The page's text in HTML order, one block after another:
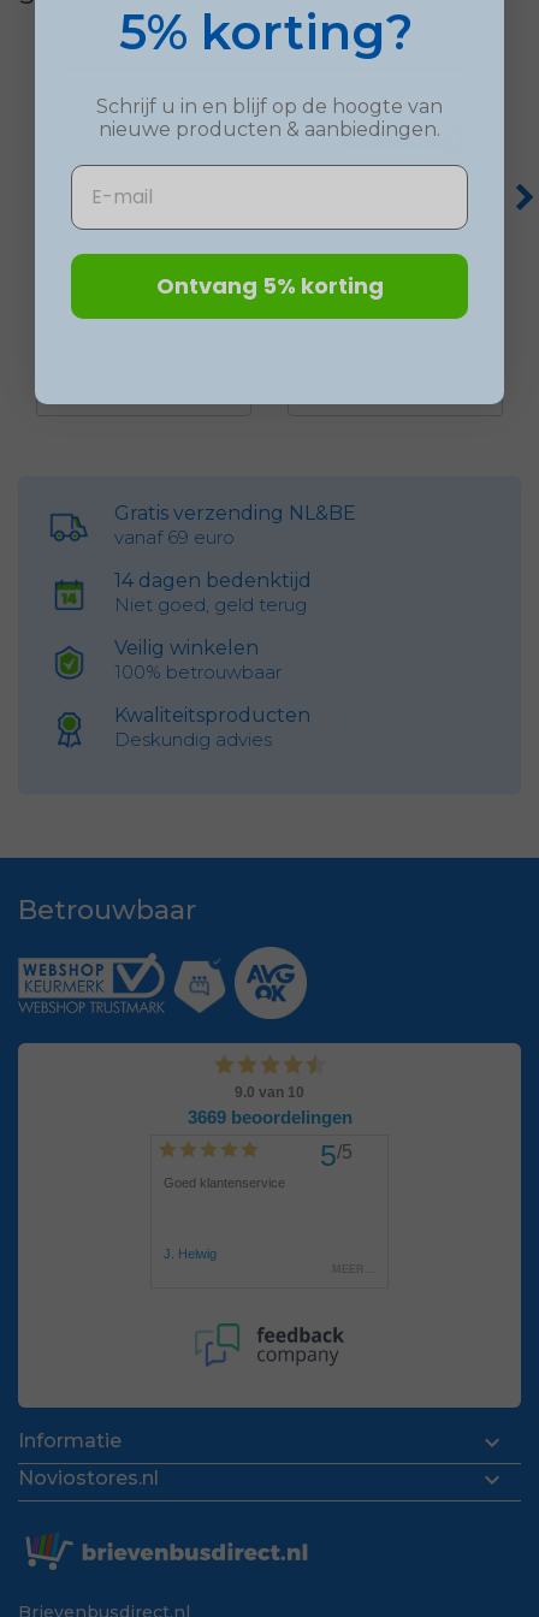
Formani Square
LSQ380BI Bri...
Tochtwering Rech...
Gratis verzending NL&BE
vanaf 69 euro
14 dagen bedenktijd
Niet goed, geld terug
Veilig winkelen
100% betrouwbaar
Kwaliteitsproducten
Deskundig advies
Betrouwbaar
Informatie 
Noviostores.nl 
Brievenbusdirect.nl
5% korting?
Schrijf u in en blijf op de hoogte van
nieuwe producten & aanbiedingen.
Email
Ontvang 5% korting